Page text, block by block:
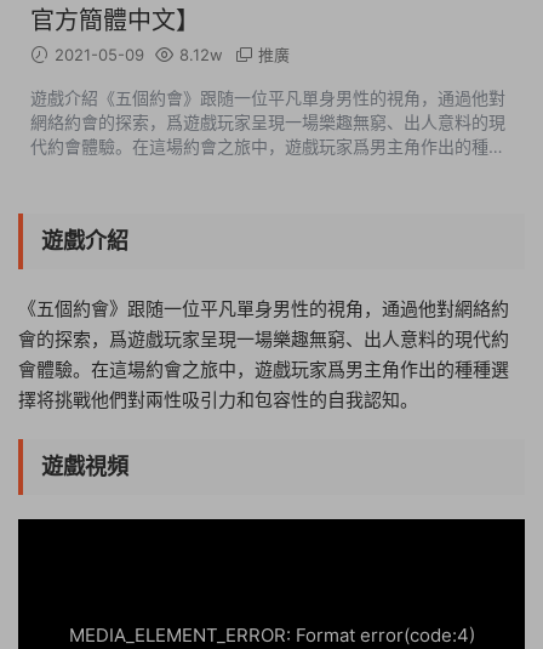
官方簡體中文】
2021-05-09 8.12w 推廣
遊戲介紹《五個約會》跟随一位平凡單身男性的視角，通過他對
網絡約會的探索，爲遊戲玩家呈現一場樂趣無窮、出人意料的現
代約會體驗。在這場約會之旅中，遊戲玩家爲男主角作出的種種
遊戲介紹
《五個約會》跟随一位平凡單身男性的視角，通過他對網絡約
會的探索，爲遊戲玩家呈現一場樂趣無窮、出人意料的現代約
會體驗。在這場約會之旅中，遊戲玩家爲男主角作出的種種選
擇将挑戰他們對兩性吸引力和包容性的自我認知。
遊戲視頻
MEDIA_ELEMENT_ERROR: Format error(code:4)